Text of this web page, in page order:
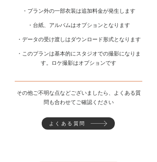
​・プラン外の一部衣装は追加料金が発生します
・台紙、アルバムはオプションとなります
​・データの受け渡しはダウンロード形式となります
​・このプランは基本的にスタジオでの撮影になりま
す。ロケ撮影はオプションです
​その他ご不明な点などございましたら、よくある質
問も合わせてご確認ください
よくある質問